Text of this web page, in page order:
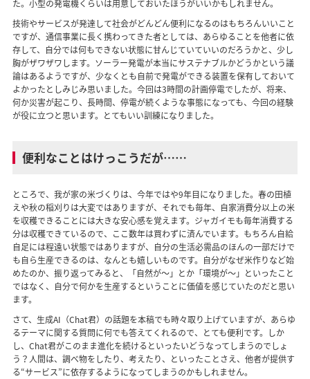
た。小型の発電機くらいは用意しておいたほうがいいかもしれません。
技術やサービスが発達して社会がどんどん便利になるのはもちろんいいこと
ですが、通信事業に長く携わってきた者としては、あらゆることを他者に依
存して、自分では何もできない状態に甘んじていていいのだろうかと、少し
胸がザワザワします。ソーラー発電が本当にサステナブルかどうかという議
論はあるようですが、少なくとも自前で発電ができる装置を保有しておいて
よかったとしみじみ思いました。今回は3時間の計画停電でしたが、将来、
何か災害が起こり、長時間、停電が続くような事態になっても、今回の経験
が役に立つと思います。とてもいい訓練になりました。
便利なことはけっこうだが……
ところで、我が家の米づくりは、今年ではや9年目になりました。春の田植
えや秋の稲刈りは大変ではありますが、それでも毎年、自家消費分以上の米
を収穫できることには大きな安心感を覚えます。ジャガイモも毎年消費する
分は収穫できているので、ここ数年は買わずに済んでいます。もちろん自給
自足には程遠い状態ではありますが、自分の生活必需品のほんの一部だけで
も自ら生産できるのは、なんとも嬉しいものです。自分がなぜ米作りなど始
めたのか、振り返ってみると、「自然が〜」とか「環境が〜」といったこと
ではなく、自分で何かを生産するということに価値を感じていたのだと思い
ます。
さて、生成AI（Chat君）の話題を本稿でも時々取り上げていますが、あらゆ
るテーマに関する質問に何でも答えてくれるので、とても便利です。しか
し、Chat君がこのまま進化を続けるといったいどうなってしまうのでしょ
う？人間は、調べ物をしたり、考えたり、といったことさえ、他者が提供す
る“サービス”に依存するようになってしまうのかもしれません。